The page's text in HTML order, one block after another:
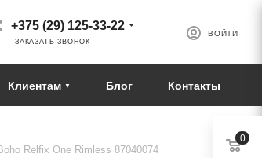
ВОЙТИ
+375 (29) 125-33-22
ЗАКАЗАТЬ ЗВОНОК
Клиентам Блог Контакты
Relfix One Rimless 87040074
0